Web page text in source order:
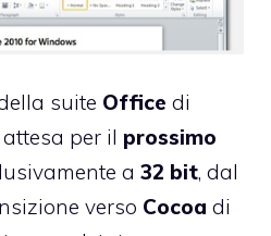
suite Office di
per il prossimo
a 32 bit, dal
verso Cocoa di